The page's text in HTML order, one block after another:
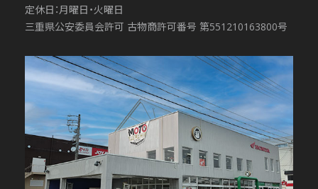
定休日：月曜日・火曜日
三重県公安委員会許可 古物商許可番号 第551210163800号